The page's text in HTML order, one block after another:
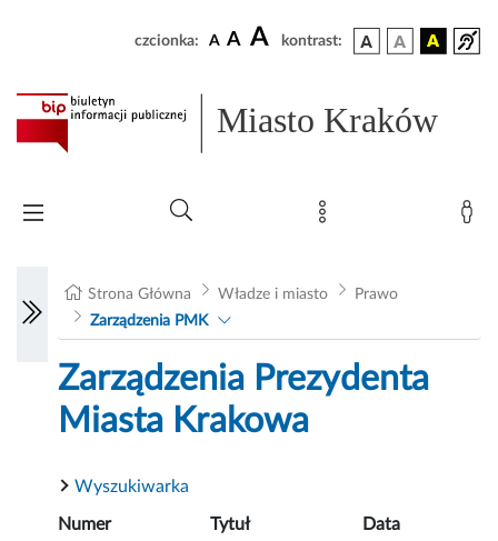
czcionka: A A A kontrast:
Miasto Kraków
Strona Główna Władze i miasto
Prawo
Zarządzenia PMK
Zarządzenia Prezydenta
Miasta Krakowa
Wyszukiwarka
Numer Tytuł
Data